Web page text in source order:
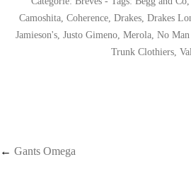
Camoshita Coherence Drakes Drakes
Jamieson's, Justo Gimeno, Merola, No
Trunk Clothiers,
Post navigation
← Gants Omega